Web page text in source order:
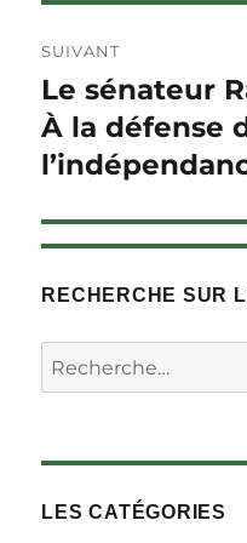
SUIVANT
Article
Suivant :
Le sénateur
À la défense
RECHERCHE SUR
Rechercher :
LES CATÉGORIES